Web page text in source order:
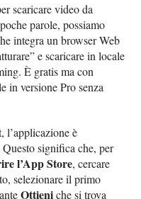
scaricare video da
parole, possiamo
integra un browser Web
e scaricare in locale
È gratis ma con
in versione Pro senza
l’applicazione è
Questo significa che, per
l’App Store, cercare
selezionare il primo
Ottieniche si trova